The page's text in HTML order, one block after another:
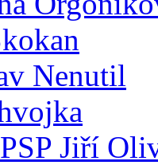
Nenutil
Jiří